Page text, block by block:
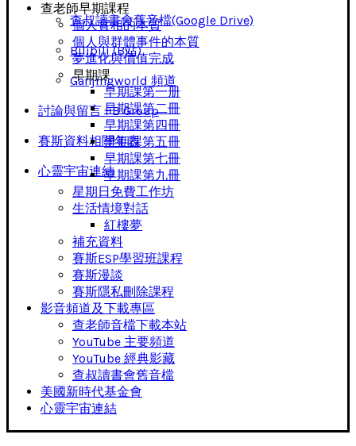
查叔讀書會舊音檔(Google Drive)
Bilibili (B站)
Ganjingworld 頻道
討論與留言 FB Group
賽斯資料相關年表
心靈宇宙連結
查老師早期課程
個人實相的本質
個人與群體事件的本質
夢進化與價值完成
早期課
早期課第一册
早期課第二冊
早期課第四冊
早期課第五冊
早期課第七冊
早期課第九冊
星期日免費工作坊
生活情境對話
紅樓夢
補充資料
賽斯ESP學習班課程
賽斯漫談
賽斯隱私刪除課程
影音頻道及下載專區
查老師音檔下載本站
YouTube 主要頻道
YouTube 經典影藏
查叔讀書會舊音檔
美國新時代基金會
心靈宇宙連結